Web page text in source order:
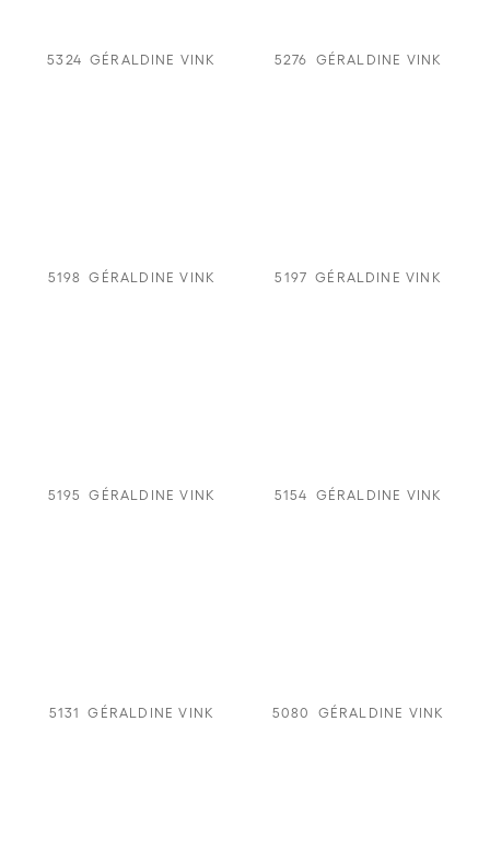
5324 GÉRALDINE VINK 5276 GÉRALDINE VINK
5198 GÉRALDINE VINK 5197 GÉRALDINE VINK
5195 GÉRALDINE VINK 5154 GÉRALDINE VINK
5131 GÉRALDINE VINK 5080 GÉRALDINE VINK